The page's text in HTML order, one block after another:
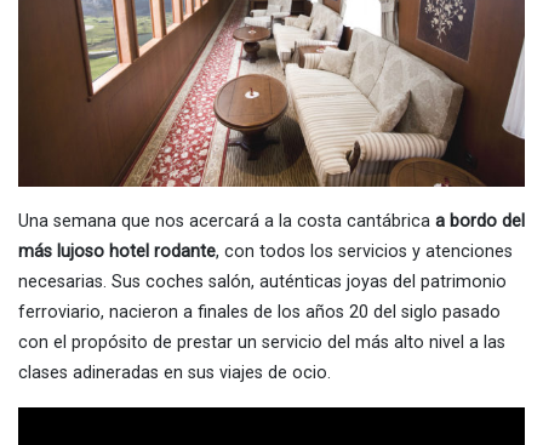
Una semana que nos acercará a la costa cantábrica a bordo del
más lujoso hotel rodante, con todos los servicios y atenciones
necesarias. Sus coches salón, auténticas joyas del patrimonio
ferroviario, nacieron a finales de los años 20 del siglo pasado
con el propósito de prestar un servicio del más alto nivel a las
clases adineradas en sus viajes de ocio.